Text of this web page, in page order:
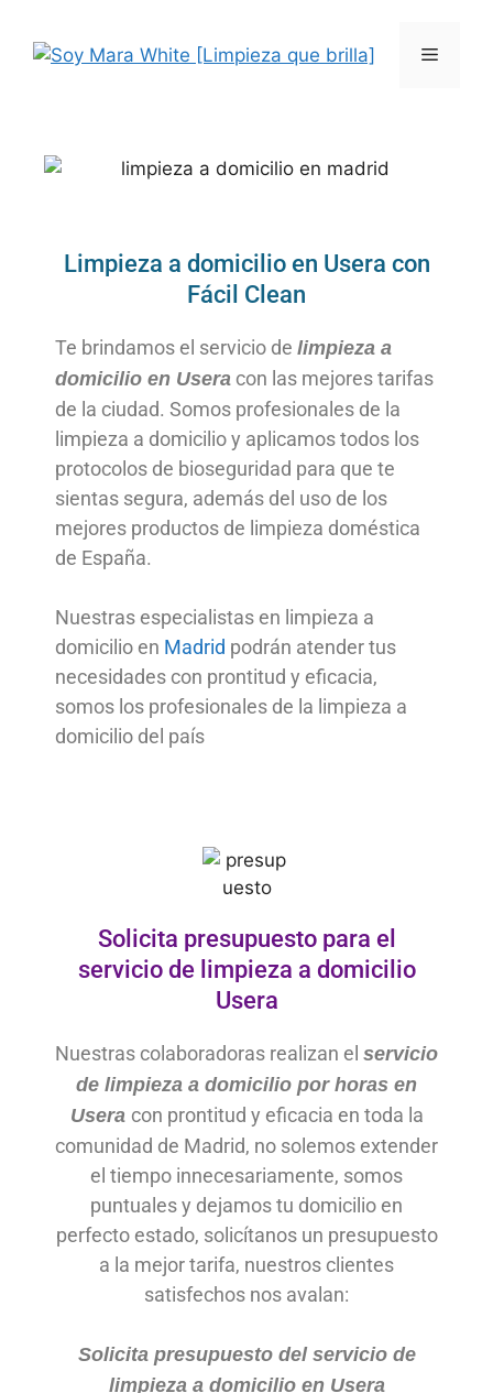
Limpieza a domicilio en Usera con
Fácil Clean
Te brindamos el servicio de limpieza a
domicilio en Usera con las mejores tarifas
de la ciudad. Somos profesionales de la
limpieza a domicilio y aplicamos todos los
protocolos de bioseguridad para que te
sientas segura, además del uso de los
mejores productos de limpieza doméstica
de España.
Nuestras especialistas en limpieza a
domicilio en Madrid podrán atender tus
necesidades con prontitud y eficacia,
somos los profesionales de la limpieza a
domicilio del país
Solicita presupuesto para el
servicio de limpieza a domicilio
Usera
Nuestras colaboradoras realizan el servicio
de limpieza a domicilio por horas en
Usera con prontitud y eficacia en toda la
comunidad de Madrid, no solemos extender
el tiempo innecesariamente, somos
puntuales y dejamos tu domicilio en
perfecto estado, solicítanos un presupuesto
a la mejor tarifa, nuestros clientes
satisfechos nos avalan:
Solicita presupuesto del servicio de
limpieza a domicilio en Usera